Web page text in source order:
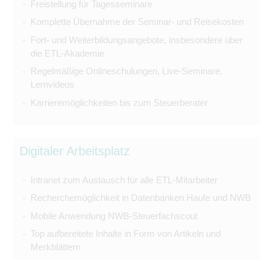
Freistellung für Tagesseminare
Komplette Übernahme der Seminar- und Reisekosten
Fort- und Weiterbildungsangebote, insbesondere über
die ETL-Akademie
Regelmäßige Onlineschulungen, Live-Seminare,
Lernvideos
Karrieremöglichkeiten bis zum Steuerberater
Digitaler Arbeitsplatz
Intranet zum Austausch für alle ETL-Mitarbeiter
Recherchemöglichkeit in Datenbanken Haufe und NWB
Mobile Anwendung NWB-Steuerfachscout
Top aufbereitete Inhalte in Form von Artikeln und
Merkblättern